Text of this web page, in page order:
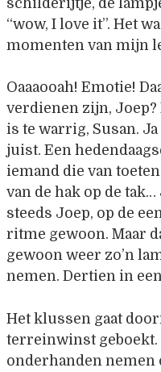
“wow, I love it”. Het
momenten van mijn
Oaaaooah! Emotie!
verdienen zijn, Joep?
is te warrig, Susan.
juist. Een
iemand die van
van de hak op de
steeds Joep, op de
ritme gewoon. Maar
gewoon weer zo’n
nemen. Dertien in
Het klussen gaat
terreinwinst geboekt.
onderhanden nemen